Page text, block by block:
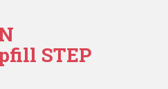
STEP